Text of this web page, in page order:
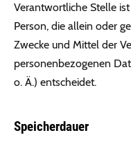
Verantwortliche Stelle
Person, die allein oder
Zwecke und Mittel der
personenbezogenen
o. Ä.) entscheidet.
Speicherdauer